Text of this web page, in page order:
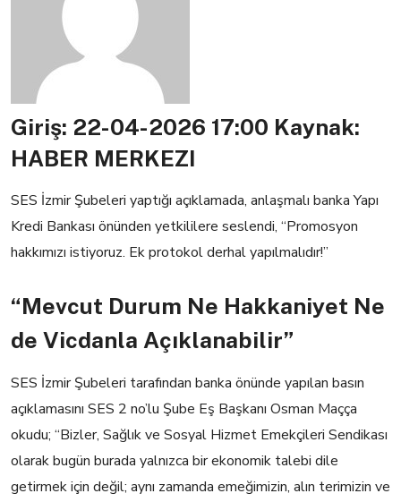
Giriş: 22-04-2026 17:00 Kaynak:
HABER MERKEZI
SES İzmir Şubeleri yaptığı açıklamada, anlaşmalı banka Yapı
Kredi Bankası önünden yetkililere seslendi, “Promosyon
hakkımızı istiyoruz. Ek protokol derhal yapılmalıdır!”
“Mevcut Durum Ne Hakkaniyet Ne
de Vicdanla Açıklanabilir”
SES İzmir Şubeleri tarafından banka önünde yapılan basın
açıklamasını SES 2 no’lu Şube Eş Başkanı Osman Maçça
okudu; “Bizler, Sağlık ve Sosyal Hizmet Emekçileri Sendikası
olarak bugün burada yalnızca bir ekonomik talebi dile
getirmek için değil; aynı zamanda emeğimizin, alın terimizin ve